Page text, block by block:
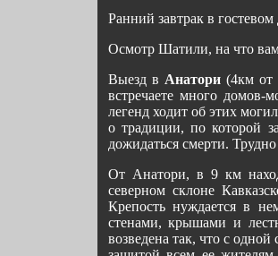
Ранний завтрак в гостевом
Осмотр Шатили, на что
Выезд в Анатори(4км от
встречаете много
легенд ходит об этих
о традиции, по которой
дожидаться смерти.
От Анатори, в 9 км
северном склоне
Крепость нуждается в
стенами, крышами и
возведена так, что с